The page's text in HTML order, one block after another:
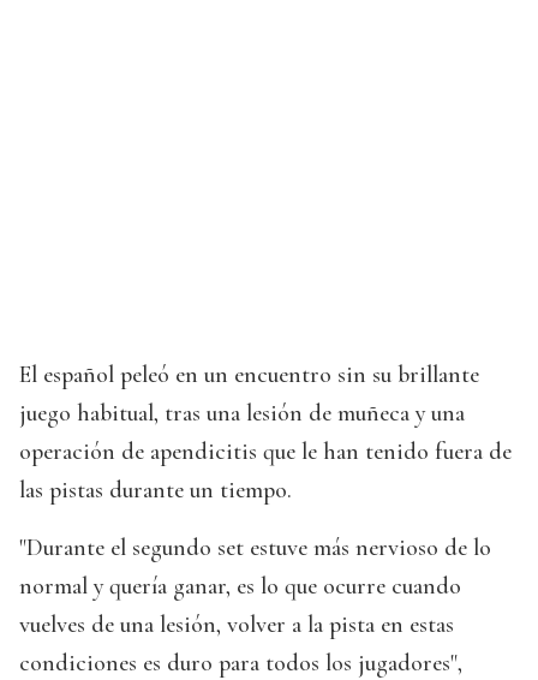
El español peleó en un encuentro sin su brillante
juego habitual, tras una lesión de muñeca y una
operación de apendicitis que le han tenido fuera de
las pistas durante un tiempo.
"Durante el segundo set estuve más nervioso de lo
normal y quería ganar, es lo que ocurre cuando
vuelves de una lesión, volver a la pista en estas
condiciones es duro para todos los jugadores",